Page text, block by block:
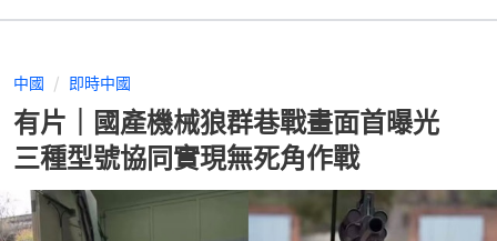
中國 即時中國
有片｜國產機械狼群巷戰畫面首曝光
三種型號協同實現無死角作戰